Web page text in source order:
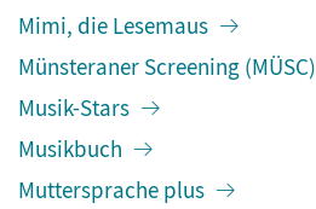
Mimi, die Lesemaus
Münsteraner Screening (MÜSC)
Musik-Stars
Musikbuch
Muttersprache plus